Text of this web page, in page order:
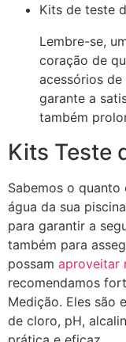
Kits de teste
Lembre-se,
coração de
acessórios
garante a
também
Kits Teste
Sabemos o
água da sua
para garantir a
também para
possam aproveitar
recomendamos
Medição. Eles são
de cloro, pH,